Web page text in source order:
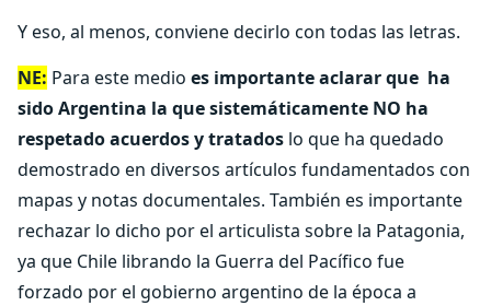
Y eso, al menos, conviene decirlo con todas las letras.
NE: Para este medio es importante aclarar que ha
sido Argentina la que sistemáticamente NO ha
respetado acuerdos y tratados lo que ha quedado
demostrado en diversos artículos fundamentados con
mapas y notas documentales. También es importante
rechazar lo dicho por el articulista sobre la Patagonia,
ya que Chile librando la Guerra del Pacífico fue
forzado por el gobierno argentino de la época a